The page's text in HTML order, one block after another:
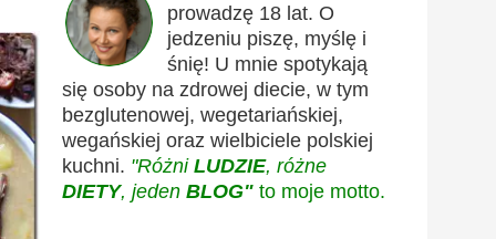
prowadzę 18 lat. O
jedzeniu piszę, myślę i
śnię! U mnie spotykają
się osoby na zdrowej diecie, w tym
bezglutenowej, wegetariańskiej,
wegańskiej oraz wielbiciele polskiej
kuchni. "Różni LUDZIE, różne
DIETY, jeden BLOG" to moje motto.